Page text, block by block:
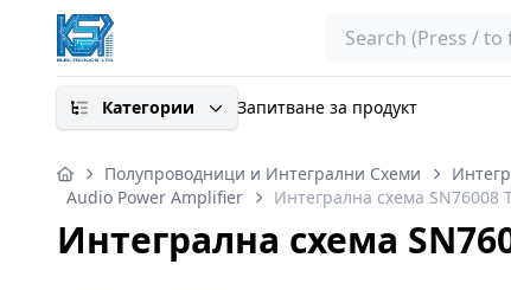
Search
Категории Запитване за продукт
Полупроводници и Интегрални Схеми
Audio Power Amplifier
Интегрална схема SN76008
Интегрална схема